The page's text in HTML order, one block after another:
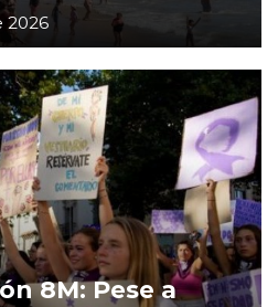
2026
8M: Pese a